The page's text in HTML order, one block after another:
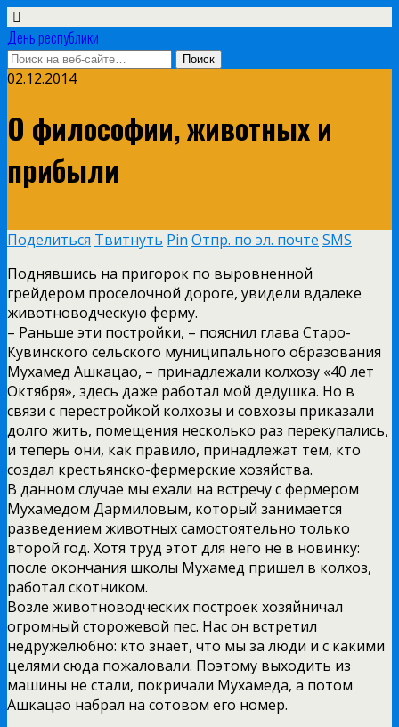
День республики
02.12.2014
О философии, животных и
прибыли
Поделиться Твитнуть Pin Отпр. по эл. почте SMS
Поднявшись на пригорок по выровненной
грейдером проселочной дороге, увидели вдалеке
животноводческую ферму.
– Раньше эти постройки, – пояснил глава Старо-
Кувинского сельского муниципального образования
Мухамед Ашкацао, – принадлежали колхозу «40 лет
Октября», здесь даже работал мой дедушка. Но в
связи с перестройкой колхозы и совхозы приказали
долго жить, помещения несколько раз перекупались,
и теперь они, как правило, принадлежат тем, кто
создал крестьянско-фермерские хозяйства.
В данном случае мы ехали на встречу с фермером
Мухамедом Дармиловым, который занимается
разведением животных самостоятельно только
второй год. Хотя труд этот для него не в новинку:
после окончания школы Мухамед пришел в колхоз,
работал скотником.
Возле животноводческих построек хозяйничал
огромный сторожевой пес. Нас он встретил
недружелюбно: кто знает, что мы за люди и с какими
целями сюда пожаловали. Поэтому выходить из
машины не стали, покричали Мухамеда, а потом
Ашкацао набрал на сотовом его номер.